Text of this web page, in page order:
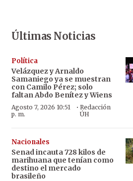
Últimas Noticias
Política
Velázquez y Arnaldo
Samaniego ya se muestran
con Camilo Pérez; solo
faltan Abdo Benítez y Wiens
Agosto 7, 2026 10:51
p. m.
·Redacción
ÚH
Nacionales
Senad incauta 728 kilos de
marihuana que tenían como
destino el mercado
brasileño